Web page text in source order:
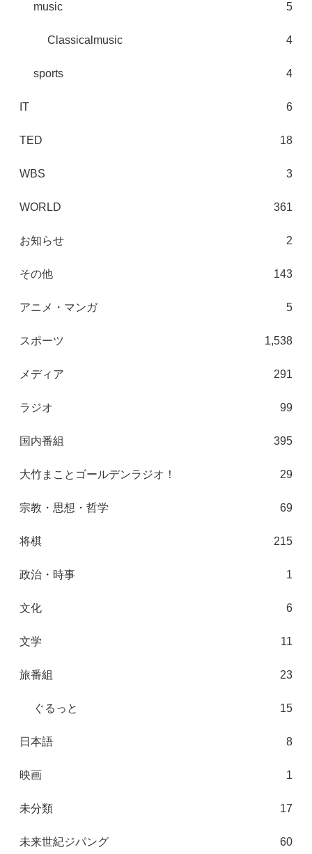
music 5
Classicalmusic 4
sports 4
IT 6
TED 18
WBS 3
WORLD 361
お知らせ 2
その他 143
アニメ・マンガ 5
スポーツ 1,538
メディア 291
ラジオ 99
国内番組 395
大竹まことゴールデンラジオ！ 29
宗教・思想・哲学 69
将棋 215
政治・時事 1
文化 6
文学 11
旅番組 23
ぐるっと 15
日本語 8
映画 1
未分類 17
未来世紀ジパング 60